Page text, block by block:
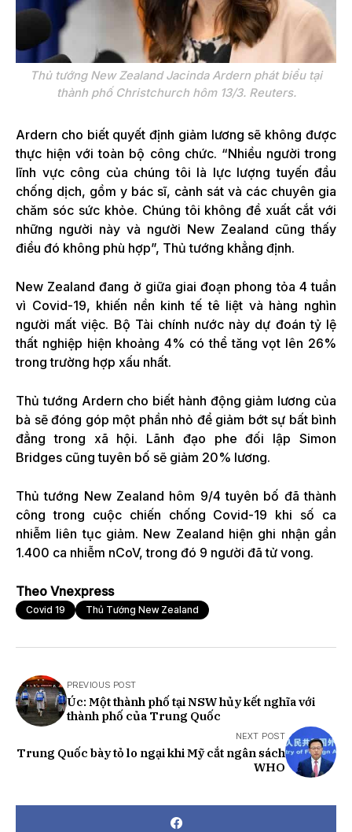
Thủ tướng New Zealand Jacinda Ardern phát biểu tại
thành phố Christchurch hôm 13/3. Reuters.
Ardern cho biết quyết định giảm lương sẽ không được
thực hiện với toàn bộ công chức. “Nhiều người trong
lĩnh vực công của chúng tôi là lực lượng tuyến đầu
chống dịch, gồm y bác sĩ, cảnh sát và các chuyên gia
chăm sóc sức khỏe. Chúng tôi không đề xuất cắt với
những người này và người New Zealand cũng thấy
điều đó không phù hợp”, Thủ tướng khẳng định.
New Zealand đang ở giữa giai đoạn phong tỏa 4 tuần
vì Covid-19, khiến nền kinh tế tê liệt và hàng nghìn
người mất việc. Bộ Tài chính nước này dự đoán tỷ lệ
thất nghiệp hiện khoảng 4% có thể tăng vọt lên 26%
trong trường hợp xấu nhất.
Thủ tướng Ardern cho biết hành động giảm lương của
bà sẽ đóng góp một phần nhỏ để giảm bớt sự bất bình
đẳng trong xã hội. Lãnh đạo phe đối lập Simon
Bridges cũng tuyên bố sẽ giảm 20% lương.
Thủ tướng New Zealand hôm 9/4 tuyên bố đã thành
công trong cuộc chiến chống Covid-19 khi số ca
nhiễm liên tục giảm. New Zealand hiện ghi nhận gần
1.400 ca nhiễm nCoV, trong đó 9 người đã tử vong.
Theo Vnexpress
Covid 19 Thủ Tướng New Zealand
PREVIOUS POST
Úc: Một thành phố tại NSW hủy kết nghĩa với
thành phố của Trung Quốc
NEXT POST
Trung Quốc bày tỏ lo ngại khi Mỹ cắt ngân sách
WHO